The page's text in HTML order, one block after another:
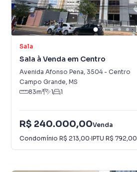
Sala
Sala à Venda em Centro
Avenida Afonso Pena, 3504- Centro
Campo Grande, MS
83m² 1 1
R$ 240.000,00Venda
Condomínio R$ 213,00·IPTU R$ 792,00